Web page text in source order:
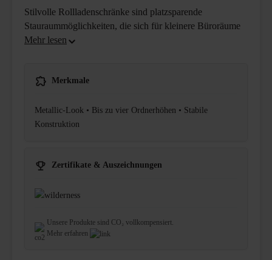
Stilvolle Rollladenschränke sind platzsparende
Stauraummöglichkeiten, die sich für kleinere Büroräume
Merkmale
Metallic-Look • Bis zu vier Ordnerhöhen • Stabile
Konstruktion
Zertifikate & Auszeichnungen
Unsere Produkte sind CO₂ vollkompensiert.
Mehr erfahren